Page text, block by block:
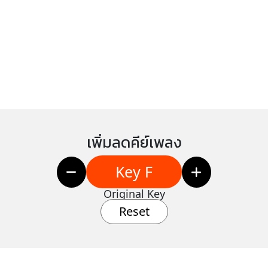
เพิ่มลดคีย์เพลง
Key F
Original Key
Reset